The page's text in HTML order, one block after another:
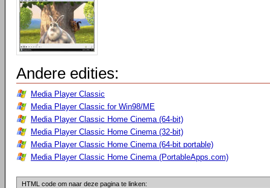
Andere edities:
Media Player Classic
Media Player Classic for Win98/ME
Media Player Classic Home Cinema (64-bit)
Media Player Classic Home Cinema (32-bit)
Media Player Classic Home Cinema (64-bit portable)
Media Player Classic Home Cinema (PortableApps.com)
HTML code om naar deze pagina te linken: